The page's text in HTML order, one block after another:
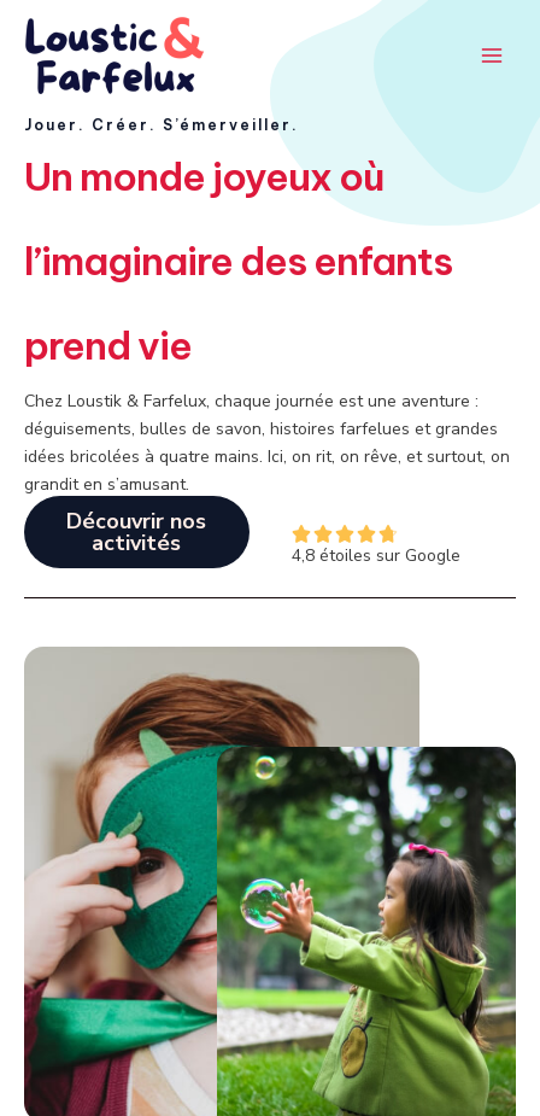
Aller
contenu
Jouer. Créer. S’émerveiller.
Un monde joyeux où
l’imaginaire des enfants
prend vie
Chez Loustik & Farfelux, chaque journée est une aventure :
déguisements, bulles de savon, histoires farfelues et grandes
idées bricolées à quatre mains. Ici, on rit, on rêve, et surtout, on
grandit en s’amusant.
Découvrir nos
activités 4
.
5
4,8 étoiles sur Google